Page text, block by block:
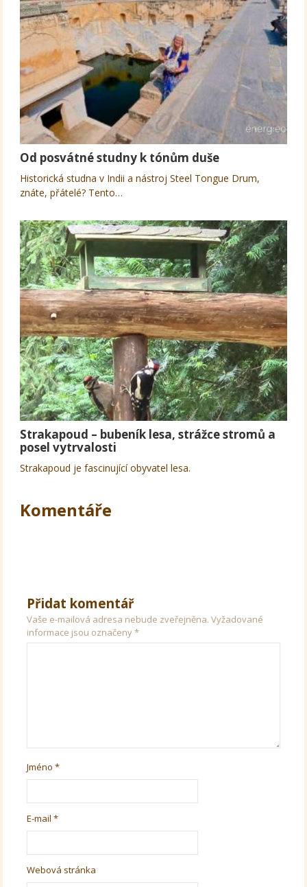
Od posvátné studny k tónům duše
Historická studna v Indii a nástroj Steel Tongue Drum,
znáte, přátelé? Tento…
Strakapoud – bubeník lesa, strážce stromů a
posel vytrvalosti
Strakapoud je fascinující obyvatel lesa.
Komentáře
Přidat komentář
Vaše e-mailová adresa nebude zveřejněna. Vyžadované
informace jsou označeny*
Jméno*
E-mail*
Webová stránka